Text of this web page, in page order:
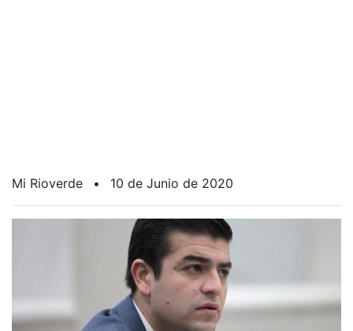
Mi Rioverde • 10 de Junio de 2020